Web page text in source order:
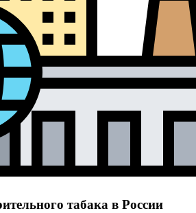
табака в России